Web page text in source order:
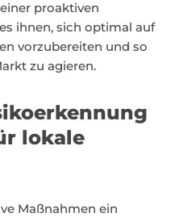
proaktiven
ihnen, sich optimal auf
vorzubereiten und so
zu agieren.
lokale
Maßnahmen ein